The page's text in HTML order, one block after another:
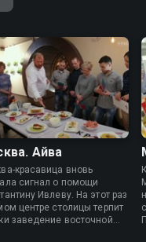
Айва
красавица вновь
сигнал о помощи
Ивлеву. На этот раз
центре столицы терпит
заведение восточной